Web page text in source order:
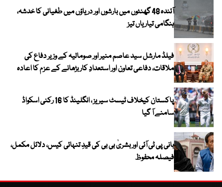
آئندہ 48 گھنٹوں میں بارشوں اور دریاؤں میں طغیانی کا خدشہ،
ہنگامی تیاریاں تیز
فیلڈ مارشل سید عاصم منیر اور صومالیہ کے وزیر دفاع کی
ملاقات، دفاعی تعاون اور استعدادِ کار بڑھانے کے عزم کا اعادہ
پاکستان کیخلاف ٹیسٹ سیریز ، انگلینڈ کا 16 رکنی اسکواڈ
سامنے آ گیا
بانی پی ٹی آئی اور بشریٰ بی بی کی قیدِ تنہائی کیس، دلائل مکمل،
فیصلہ محفوظ